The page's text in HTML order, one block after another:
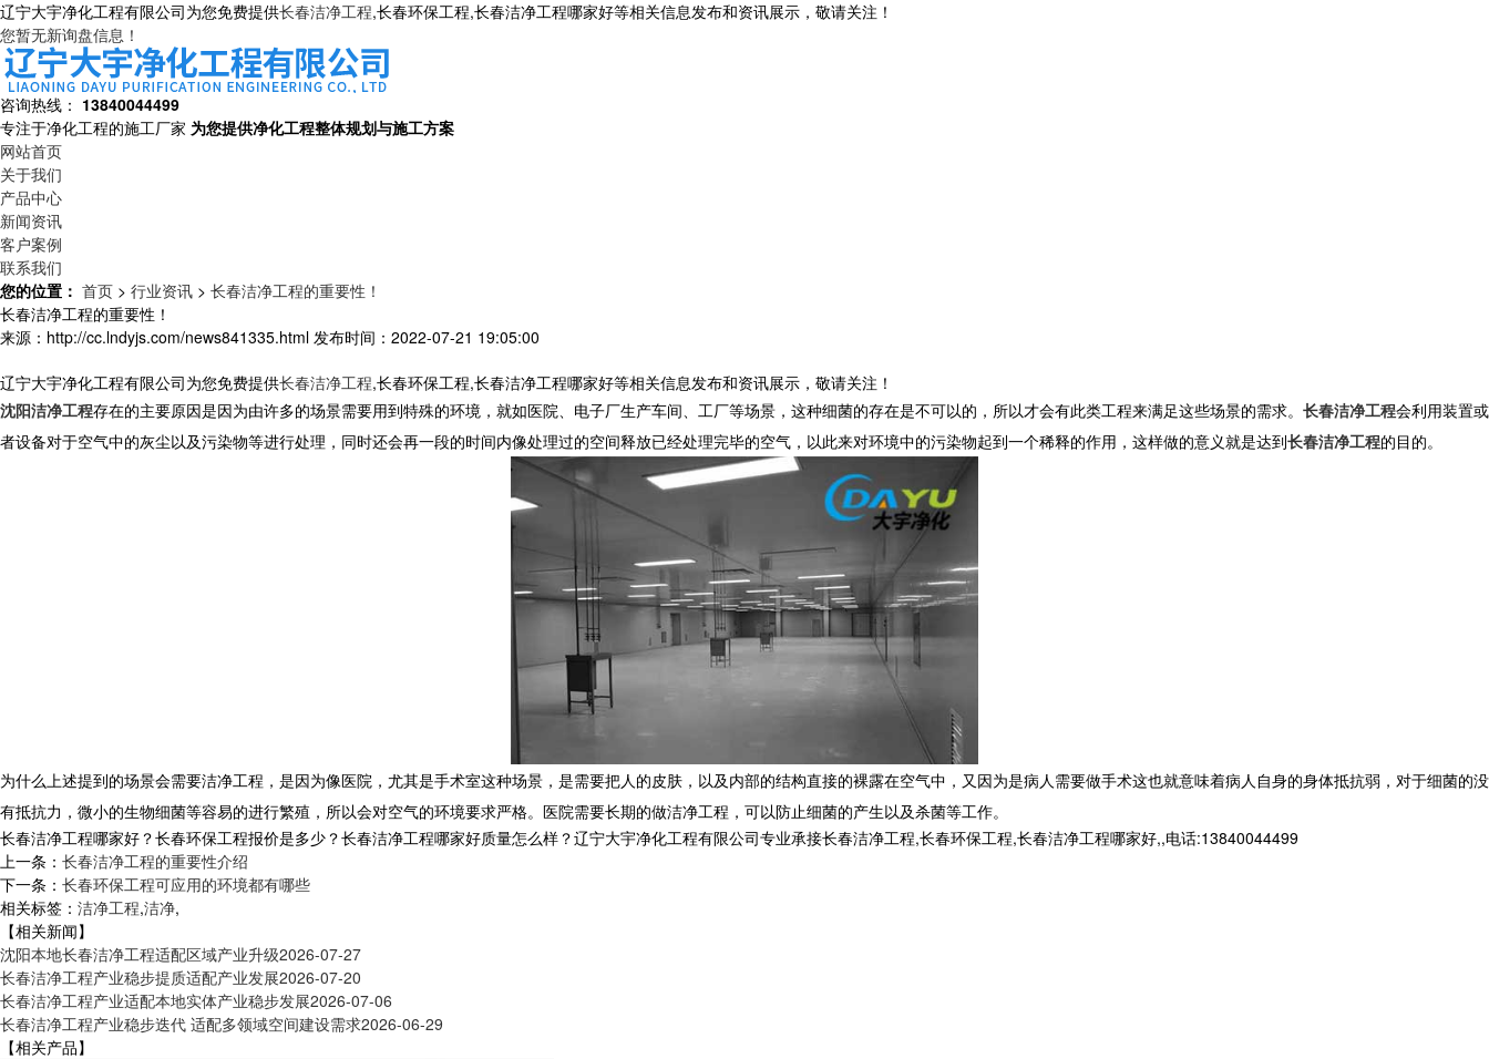
辽宁大宇净化工程有限公司为您免费提供长春洁净工程,长春环保工程,长春洁净工程哪家好等相关信息发布和资讯展示，敬请关注！
您暂无新询盘信息！
咨询热线： 13840044499
专注于净化工程的施工厂家 为您提供净化工程整体规划与施工方案
网站首页
关于我们
产品中心
新闻资讯
客户案例
联系我们
您的位置： 首页 > 行业资讯 > 长春洁净工程的重要性！
长春洁净工程的重要性！
来源：http://cc.lndyjs.com/news841335.html 发布时间：2022-07-21 19:05:00
辽宁大宇净化工程有限公司为您免费提供长春洁净工程,长春环保工程,长春洁净工程哪家好等相关信息发布和资讯展示，敬请关注！
沈阳洁净工程存在的主要原因是因为由许多的场景需要用到特殊的环境，就如医院、电子厂生产车间、工厂等场景，这种细菌的存在是不可以的，所以才会有此类工程来满足这些场景的需求。 长春洁净工程会利用装置或
者设备对于空气中的灰尘以及污染物等进行处理，同时还会再一段的时间内像处理过的空间释放已经处理完毕的空气，以此来对环境中的污染物起到一个稀释的作用，这样做的意义就是达到长春洁净工程的目的。
为什么上述提到的场景会需要洁净工程，是因为像医院，尤其是手术室这种场景，是需要把人的皮肤，以及内部的结构直接的裸露在空气中，又因为是病人需要做手术这也就意味着病人自身的身体抵抗弱，对于细菌的没
有抵抗力，微小的生物细菌等容易的进行繁殖，所以会对空气的环境要求严格。医院需要长期的做洁净工程，可以防止细菌的产生以及杀菌等工作。
长春洁净工程哪家好？长春环保工程报价是多少？长春洁净工程哪家好质量怎么样？辽宁大宇净化工程有限公司专业承接长春洁净工程,长春环保工程,长春洁净工程哪家好,,电话:13840044499
上一条： 长春洁净工程的重要性介绍
下一条： 长春环保工程可应用的环境都有哪些
相关标签： 洁净工程,洁净,
【相关新闻】
沈阳本地长春洁净工程适配区域产业升级2026-07-27
长春洁净工程产业稳步提质适配产业发展2026-07-20
长春洁净工程产业适配本地实体产业稳步发展2026-07-06
长春洁净工程产业稳步迭代 适配多领域空间建设需求2026-06-29
【相关产品】